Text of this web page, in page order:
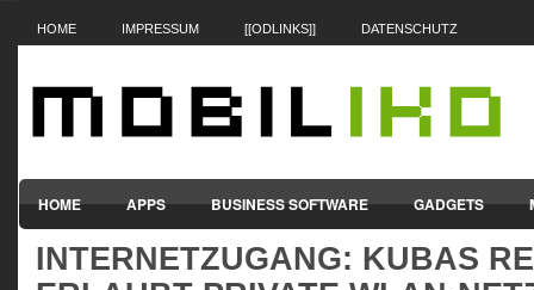
HOME IMPRESSUM [[ODLINKS]] DATENSCHUTZ
HOME APPS BUSINESS SOFTWARE GADGETS
SMARTPHONES & HANDYS TABLET-PCS VERTRÄGE &
INTERNETZUGANG: KUBAS